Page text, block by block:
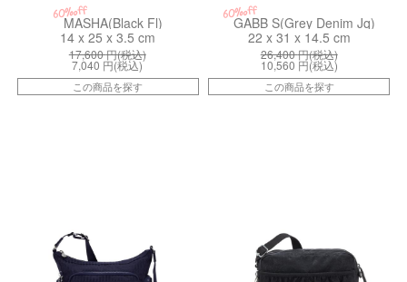
60%off
MASHA(Black Fl)
14 x 25 x 3.5 cm
17,600円(税込)
7,040 円(税込)
この商品を探す
60%off
GABB S(Grey Denim Jq)
22 x 31 x 14.5 cm
26,400円(税込)
10,560 円(税込)
この商品を探す